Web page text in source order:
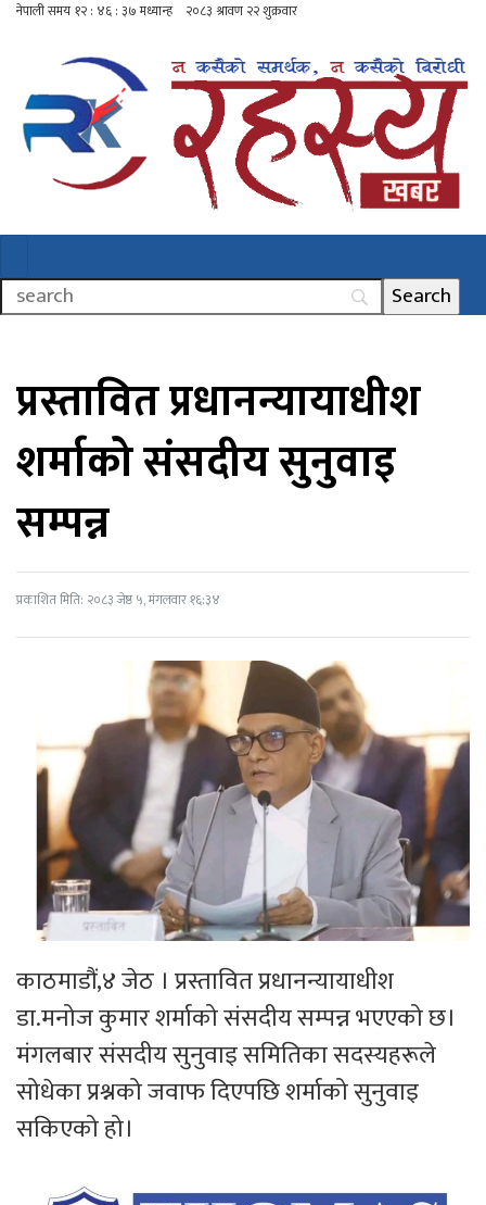
प्रस्तावित प्रधानन्यायाधीश
शर्माको संसदीय सुनुवाइ
सम्पन्न
प्रकाशित मिति: २०८३ जेष्ठ ५, मंगलवार १६:३४
काठमाडौं,४ जेठ । प्रस्तावित प्रधानन्यायाधीश
डा.मनोज कुमार शर्माको संसदीय सम्पन्न भएएको छ।
मंगलबार संसदीय सुनुवाइ समितिका सदस्यहरूले
सोधेका प्रश्नको जवाफ दिएपछि शर्माको सुनुवाइ
सकिएको हो।